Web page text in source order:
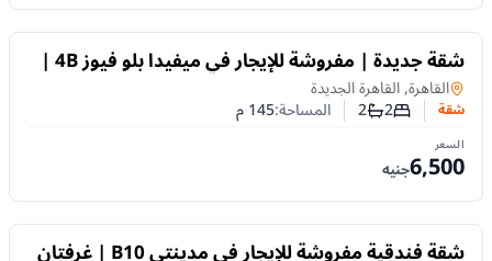
للايجار شقة جديدة | مفروشة للإيجار في ميفيدا بلو فيوز 4B |
غرفتان نوم
شقةفي
القاهرة, القاهرة الجديدة
شقة عدد غرف النوم
2عدد الحمامات
2 المساحة:145م
السعر
6,500جنيه
للايجار